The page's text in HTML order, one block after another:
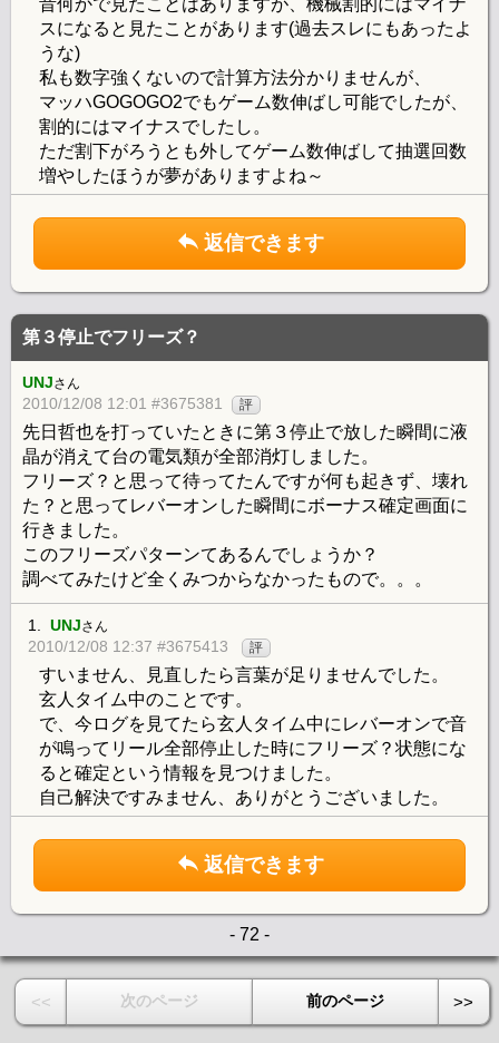
昔何かで見たことはありますが、機械割的にはマイナ
スになると見たことがあります(過去スレにもあったよ
うな)
私も数字強くないので計算方法分かりませんが、
マッハGOGOGO2でもゲーム数伸ばし可能でしたが、
割的にはマイナスでしたし。
ただ割下がろうとも外してゲーム数伸ばして抽選回数
増やしたほうが夢がありますよね～
返信できます
第３停止でフリーズ？
UNJさん
2010/12/08 12:01 #3675381 評
先日哲也を打っていたときに第３停止で放した瞬間に液
晶が消えて台の電気類が全部消灯しました。
フリーズ？と思って待ってたんですが何も起きず、壊れ
た？と思ってレバーオンした瞬間にボーナス確定画面に
行きました。
このフリーズパターンてあるんでしょうか？
調べてみたけど全くみつからなかったもので。。。
1. UNJさん
2010/12/08 12:37 #3675413 評
すいません、見直したら言葉が足りませんでした。
玄人タイム中のことです。
で、今ログを見てたら玄人タイム中にレバーオンで音
が鳴ってリール全部停止した時にフリーズ？状態にな
ると確定という情報を見つけました。
自己解決ですみません、ありがとうございました。
返信できます
- 72 -
<< 次のページ 前のページ >>